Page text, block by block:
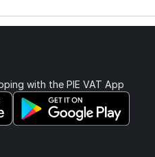
with the PIE VAT App